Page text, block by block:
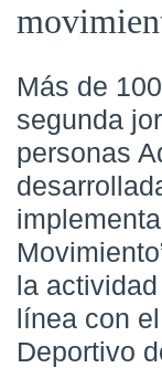
Más de
segunda
personas
la
línea con
Deportivo